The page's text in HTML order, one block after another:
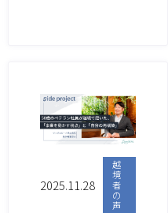
2025.11.28
越
境
者
の
声